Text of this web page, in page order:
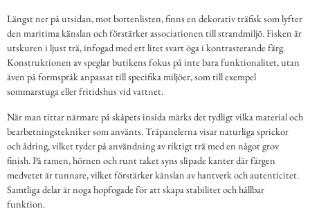
Längst ner på utsidan, mot bottenlisten, finns en dekorativ träfisk som lyfter
den maritima känslan och förstärker associationen till strandmiljö. Fisken är
utskuren i ljust trä, infogad med ett litet svart öga i kontrasterande färg.
Konstruktionen av speglar butikens fokus på inte bara funktionalitet, utan
även på formspråk anpassat till specifika miljöer, som till exempel
sommarstuga eller fritidshus vid vattnet.
När man tittar närmare på skåpets insida märks det tydligt vilka material och
bearbetningstekniker som använts. Träpanelerna visar naturliga sprickor
och ådring, vilket tyder på användning av riktigt trä med en något grov
finish. På ramen, hörnen och runt taket syns slipade kanter där färgen
medvetet är tunnare, vilket förstärker känslan av hantverk och autenticitet.
Samtliga delar är noga hopfogade för att skapa stabilitet och hållbar
funktion.